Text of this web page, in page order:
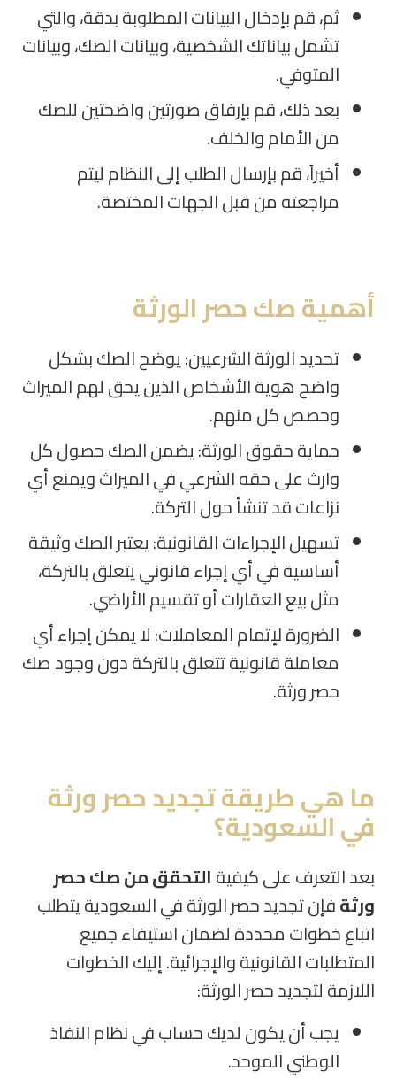
ثم، قم بإدخال البيانات المطلوبة بدقة، والتي
تشمل بياناتك الشخصية، وبيانات الصك، وبيانات
المتوفي.
بعد ذلك، قم بإرفاق صورتين واضحتين للصك
من الأمام والخلف.
أخيراً، قم بإرسال الطلب إلى النظام ليتم
مراجعته من قبل الجهات المختصة.
أهمية صك حصر الورثة
تحديد الورثة الشرعيين: يوضح الصك بشكل
واضح هوية الأشخاص الذين يحق لهم الميراث
وحصص كل منهم.
حماية حقوق الورثة: يضمن الصك حصول كل
وارث على حقه الشرعي في الميراث ويمنع أي
نزاعات قد تنشأ حول التركة.
تسهيل الإجراءات القانونية: يعتبر الصك وثيقة
أساسية في أي إجراء قانوني يتعلق بالتركة،
مثل بيع العقارات أو تقسيم الأراضي.
الضرورة لإتمام المعاملات: لا يمكن إجراء أي
معاملة قانونية تتعلق بالتركة دون وجود صك
حصر ورثة.
ما هي طريقة تجديد حصر ورثة
في السعودية؟
بعد التعرف على كيفيةالتحقق من صك حصر
ورثةفإن تجديد حصر الورثة في السعودية يتطلب
اتباع خطوات محددة لضمان استيفاء جميع
المتطلبات القانونية والإجرائية. إليك الخطوات
اللازمة لتجديد حصر الورثة:
يجب أن يكون لديك حساب في نظام النفاذ
الوطني الموحد.